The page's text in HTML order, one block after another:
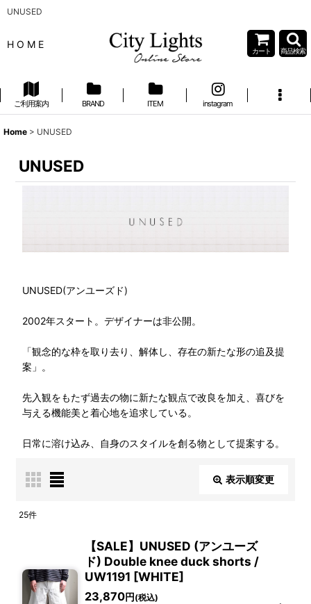
UNUSED
H O M E
カート 商品検索
ご利用案内 BRAND ITEM instagram
Home > UNUSED
UNUSED
UNUSED(アンユーズド)
2002年スタート。デザイナーは非公開。
「観念的な枠を取り去り、解体し、存在の新たな形の追及提
案」。
先入観をもたず過去の物に新たな観点で改良を加え、喜びを
与える機能美と着心地を追求している。
日常に溶け込み、自身のスタイルを創る物として提案する。
表示順変更
並び順:
25件
【SALE】UNUSED (アンユーズ
ド) Double knee duck shorts /
UW1191 [WHITE]
23,870円 (税込)